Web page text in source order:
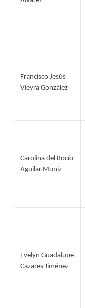
Francisco Jesús
Vieyra González
Carolina del Rocío
Aguilar Muñiz
Evelyn Guadalupe
Cazares Jiménez